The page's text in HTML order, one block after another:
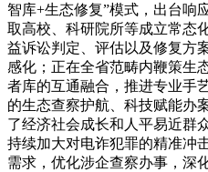
智库+生态修复”模式，出台响
取高校、科研院所等成立常态
益诉讼判定、评估以及修复方
感化；正在全省范畴内鞭策生
者库的互通融合，推进专业手
的生态查察护航、科技赋能办
了经济社会成长和人平易近群
持续加大对电诈犯罪的精准冲
需求，优化涉企查察办事，深